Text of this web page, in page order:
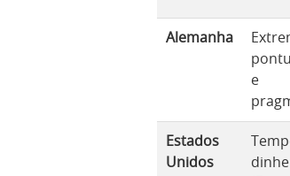
Alemanha
e
Estados
Unidos